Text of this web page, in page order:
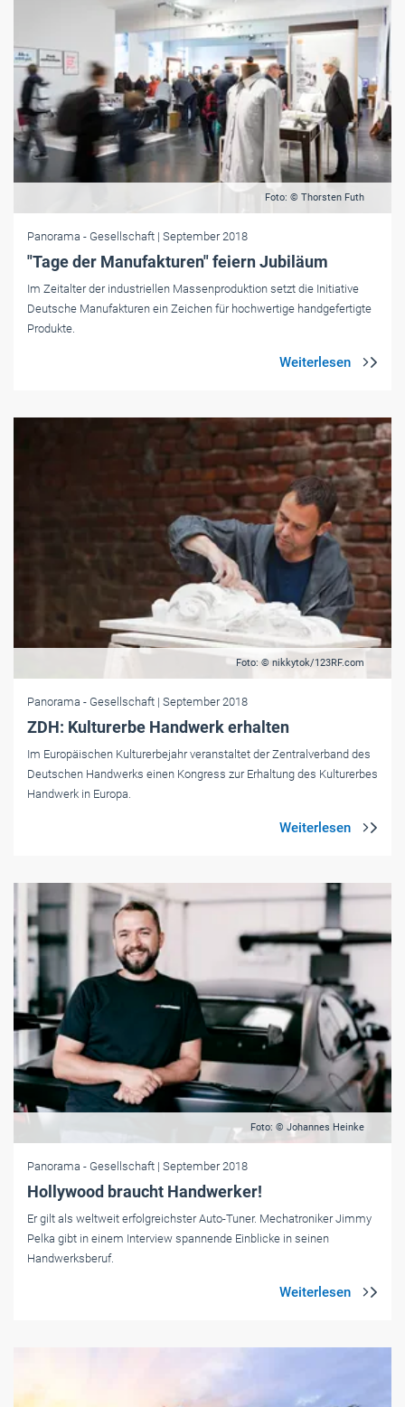
Foto: © Thorsten Futh
Panorama - Gesellschaft | September 2018
"Tage der Manufakturen" feiern Jubiläum
Im Zeitalter der industriellen Massenproduktion setzt die Initiative
Deutsche Manufakturen ein Zeichen für hochwertige handgefertigte
Produkte.
Foto: © nikkytok/123RF.com
Panorama - Gesellschaft | September 2018
ZDH: Kulturerbe Handwerk erhalten
Im Europäischen Kulturerbejahr veranstaltet der Zentralverband des
Deutschen Handwerks einen Kongress zur Erhaltung des Kulturerbes
Handwerk in Europa.
Foto: © Johannes Heinke
Panorama - Gesellschaft | September 2018
Hollywood braucht Handwerker!
Er gilt als weltweit erfolgreichster Auto-Tuner. Mechatroniker Jimmy
Pelka gibt in einem Interview spannende Einblicke in seinen
Handwerksberuf.